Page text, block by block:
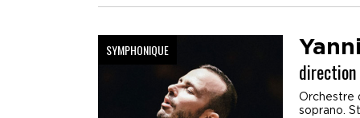
SYMPHONIQUE
direction
Orchestre
soprano.